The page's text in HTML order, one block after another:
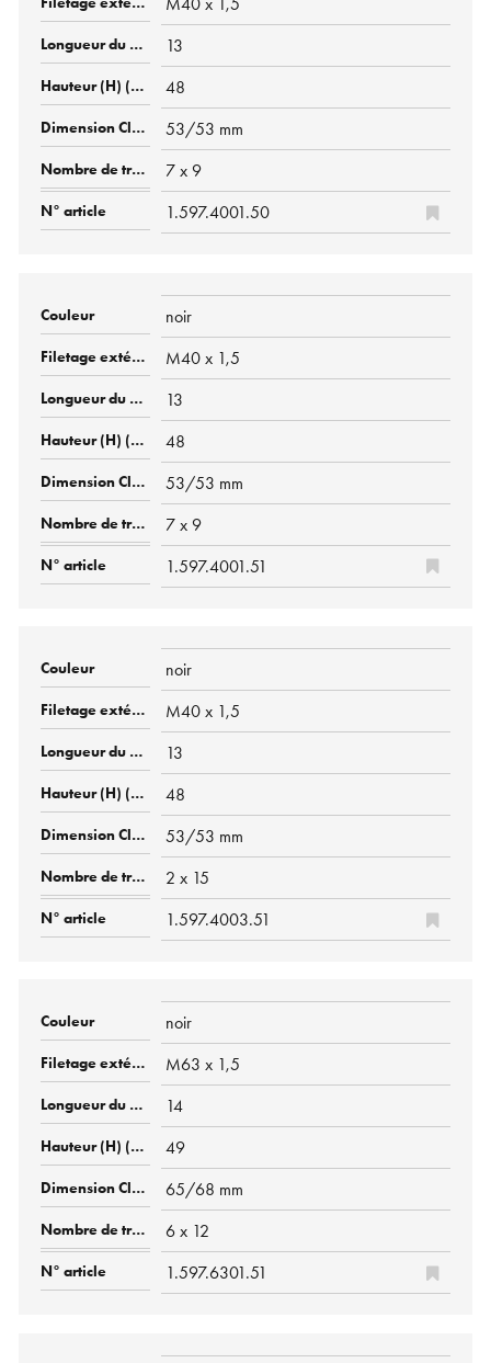
13
48
53/53 mm
7 x 9
1.597.4001.50
noir
M40 x 1,5
13
48
53/53 mm
7 x 9
1.597.4001.51
noir
M40 x 1,5
13
48
53/53 mm
2 x 15
1.597.4003.51
noir
M63 x 1,5
14
49
65/68 mm
6 x 12
1.597.6301.51